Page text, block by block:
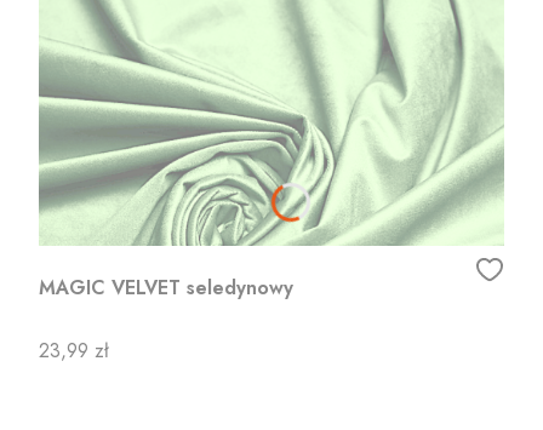
MAGIC VELVET seledynowy
Cena
23,99 zł